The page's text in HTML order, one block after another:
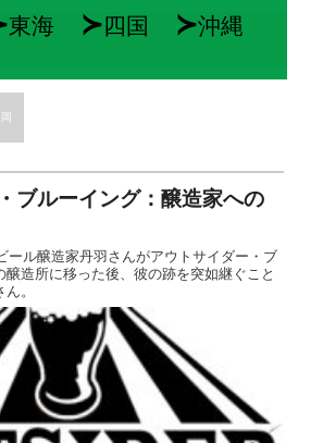
東海 ≻四国 ≻沖縄
ブルーイング：醸造家への
ール醸造家丹羽さんがアウトサイダー・ブ
醸造所に移った後、彼の跡を突如継ぐこと
。